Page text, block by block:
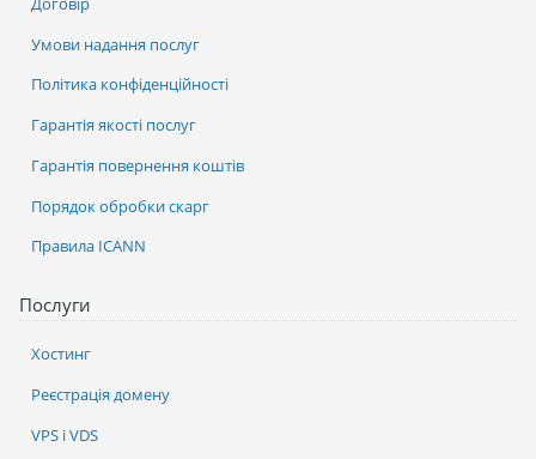
Послуги
Хостинг
Реєстрація домену
VPS і VDS
Умови надання послуг
Політика конфіденційності
Гарантія якості послуг
Гарантія повернення коштів
Порядок обробки скарг
Правила ICANN